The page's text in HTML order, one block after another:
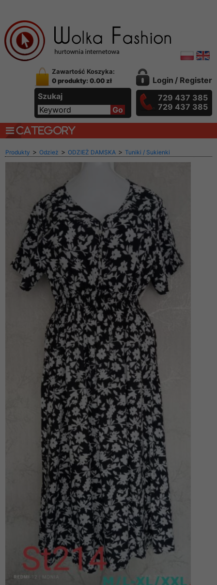
Zawartość Koszyka:
0 produkty: 0.00 zł
Szukaj
Login / Register
729 437 385
729 437 385
CATEGORY
Produkty > Odzież > ODZIEŻ DAMSKA > Tuniki / Sukienki